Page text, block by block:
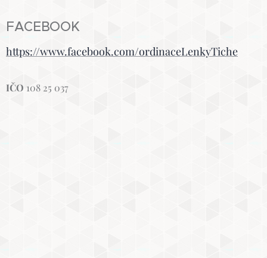
FACEBOOK
https://www.facebook.com/ordinaceLenkyTiche
IČO 108 25 037